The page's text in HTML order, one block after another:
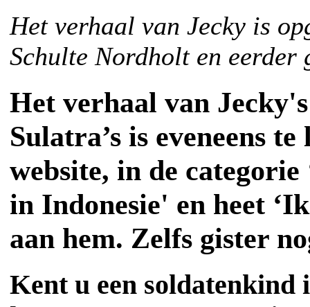
Het verhaal van Jecky is
Schulte Nordholt en eerder
Het verhaal van
Sulatra’s is eveneens te
website, in de categorie
in Indonesie' en heet
aan hem. Zelfs gister
Kent u een soldatenkind